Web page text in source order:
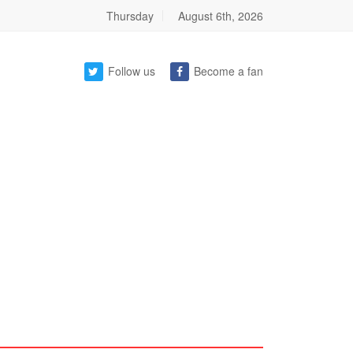
Thursday August 6th, 2026
Follow us Become a fan